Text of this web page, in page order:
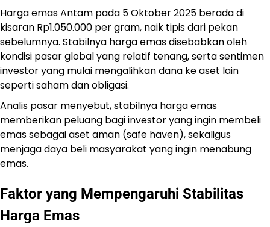
Harga emas Antam pada 5 Oktober 2025 berada di
kisaran Rp1.050.000 per gram, naik tipis dari pekan
sebelumnya. Stabilnya harga emas disebabkan oleh
kondisi pasar global yang relatif tenang, serta sentimen
investor yang mulai mengalihkan dana ke aset lain
seperti saham dan obligasi.
Analis pasar menyebut, stabilnya harga emas
memberikan peluang bagi investor yang ingin membeli
emas sebagai aset aman (safe haven), sekaligus
menjaga daya beli masyarakat yang ingin menabung
emas.
Faktor yang Mempengaruhi Stabilitas
Harga Emas